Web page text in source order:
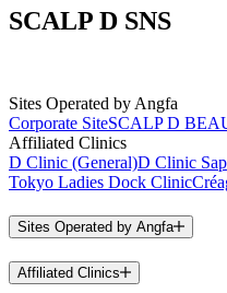
SCALP D SNS
Sites Operated by Angfa
Corporate SiteSCALP D
Affiliated Clinics
D Clinic (General)D Clinic
Tokyo Ladies Dock Clinic
Sites Operated by Angfa
Affiliated Clinics